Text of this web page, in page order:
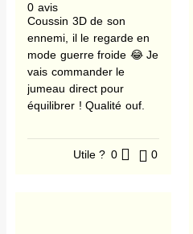
0 avis
Coussin 3D de son
ennemi, il le regarde en
mode guerre froide 😂 Je
vais commander le
jumeau direct pour
équilibrer ! Qualité ouf.
Utile ? 0 0